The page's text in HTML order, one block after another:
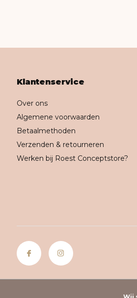
Klantenservice
Over ons
Algemene voorwaarden
Betaalmethoden
Verzenden & retourneren
Werken bij Roest Conceptstore?